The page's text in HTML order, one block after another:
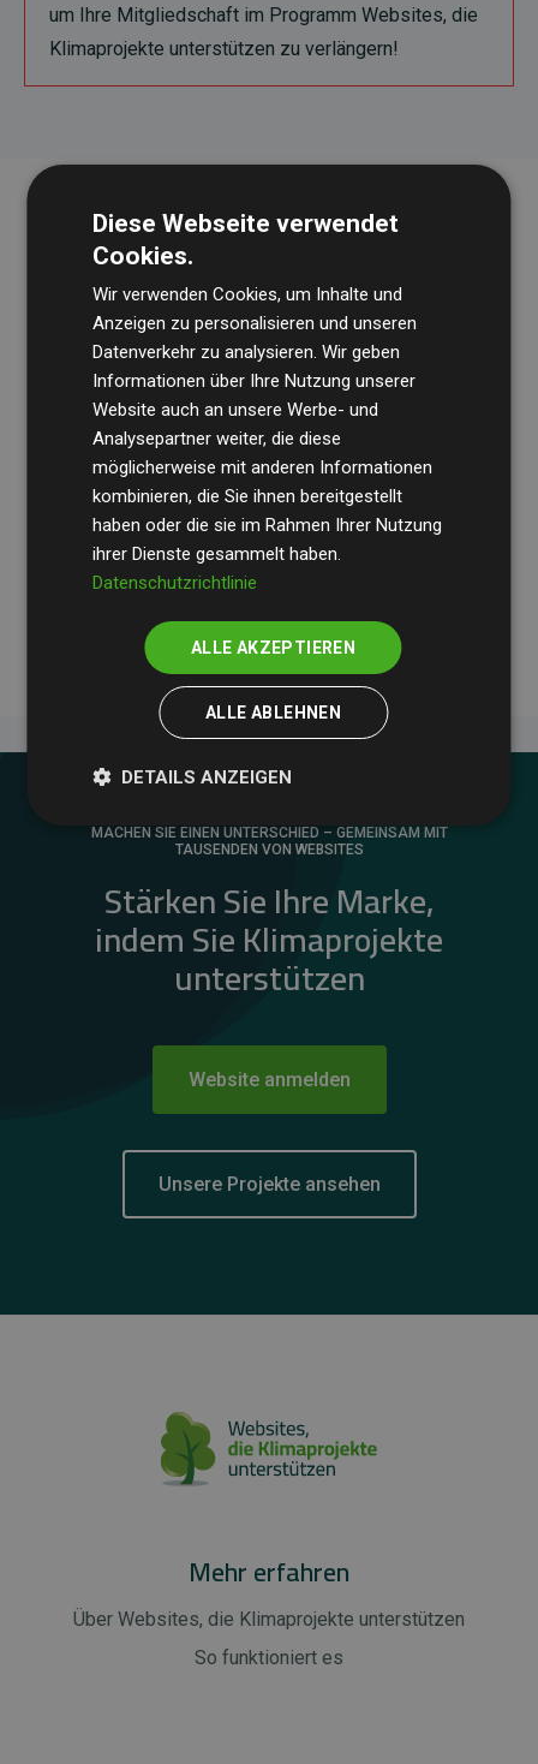
um Ihre Mitgliedschaft im Programm Websites, die
Klimaprojekte unterstützen zu verlängern!
Die Wirtschaftsprüfungsgesellschaft BDOüberprüft
regelmäßig unsere Berechnungen und Methodik, um
Transparenz und Verlässlichkeit sicherzustellen.
Ihre Prüfungen belegen, dass unsere Investitionen in
Klimaschutzprojekte im Durchschnitt200 % der
geschätzten CO₂-Emissionender teilnehmenden
Websites kompensieren – ein klarer Nachweis für die
messbare Klimawirkung unseres Ansatzes.
MACHEN SIE EINEN UNTERSCHIED – GEMEINSAM MIT
TAUSENDEN VON WEBSITES
Stärken Sie Ihre Marke,
indem Sie Klimaprojekte
unterstützen
Website anmelden
Unsere Projekte ansehen
Mehr erfahren
Über Websites, die Klimaprojekte unterstützen
So funktioniert es
Diese Webseite verwendet
Cookies.
Wir verwenden Cookies, um Inhalte und
Anzeigen zu personalisieren und unseren
Datenverkehr zu analysieren. Wir geben
Informationen über Ihre Nutzung unserer
Website auch an unsere Werbe- und
Analysepartner weiter, die diese
möglicherweise mit anderen Informationen
kombinieren, die Sie ihnen bereitgestellt
haben oder die sie im Rahmen Ihrer Nutzung
ihrer Dienste gesammelt haben.
Datenschutzrichtlinie
ALLE AKZEPTIEREN
ALLE ABLEHNEN
DETAILS ANZEIGEN